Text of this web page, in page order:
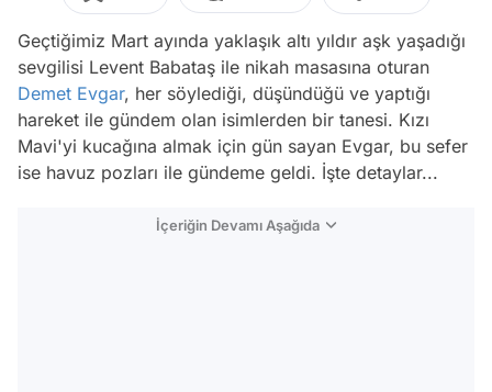
Geçtiğimiz Mart ayında yaklaşık altı yıldır aşk yaşadığı
sevgilisi Levent Babataş ile nikah masasına oturan
Demet Evgar, her söylediği, düşündüğü ve yaptığı
hareket ile gündem olan isimlerden bir tanesi. Kızı
Mavi'yi kucağına almak için gün sayan Evgar, bu sefer
ise havuz pozları ile gündeme geldi. İşte detaylar...
İçeriğin Devamı Aşağıda